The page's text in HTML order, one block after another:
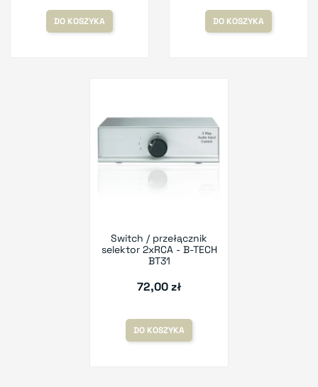
DO KOSZYKA DO KOSZYKA
Switch / przełącznik
selektor 2xRCA - B-TECH
BT31
72,00 zł
DO KOSZYKA